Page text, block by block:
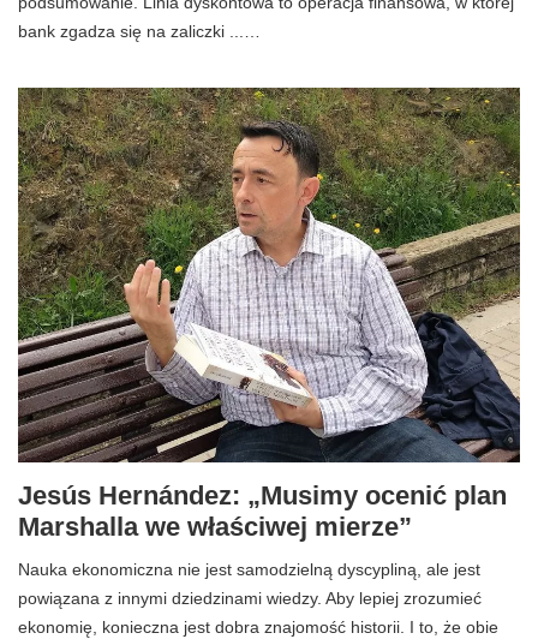
bank zgadza się na zaliczki ...…
Jesús Hernández: „Musimy ocenić plan
Marshalla we właściwej mierze”
Nauka ekonomiczna nie jest samodzielną dyscypliną, ale jest
powiązana z innymi dziedzinami wiedzy. Aby lepiej zrozumieć
ekonomię, konieczna jest dobra znajomość historii. I to, że obie